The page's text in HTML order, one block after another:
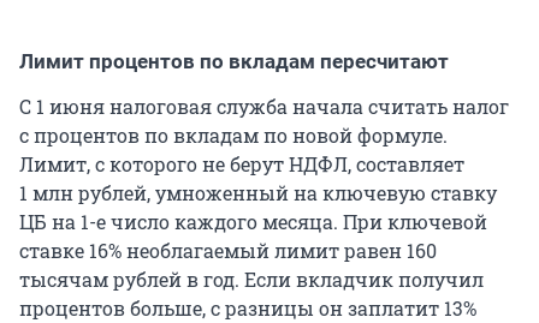
Лимит процентов по вкладам пересчитают
С 1 июня налоговая служба начала считать налог
с процентов по вкладам по новой формуле.
Лимит, с которого не берут НДФЛ, составляет
1 млн рублей, умноженный на ключевую ставку
ЦБ на 1-е число каждого месяца. При ключевой
ставке 16% необлагаемый лимит равен 160
тысячам рублей в год. Если вкладчик получил
процентов больше, с разницы он заплатит 13%